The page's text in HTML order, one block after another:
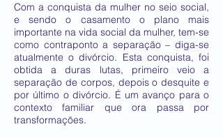
Com a conquista da mulher no seio social,
e sendo o casamento o plano mais
importante na vida social da mulher, tem-se
como contraponto a separação – diga-se
atualmente o divórcio. Esta conquista, foi
obtida a duras lutas, primeiro veio a
separação de corpos, depois o desquite e
por último o divórcio. É um avanço para o
contexto familiar que ora passa por
transformações.